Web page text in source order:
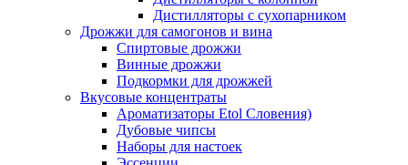
Дистилляторы с сухопарником
Дрожжи для самогонов и вина
Спиртовые дрожжи
Винные дрожжи
Подкормки для дрожжей
Вкусовые концентраты
Ароматизаторы Etol Словения)
Дубовые чипсы
Наборы для настоек